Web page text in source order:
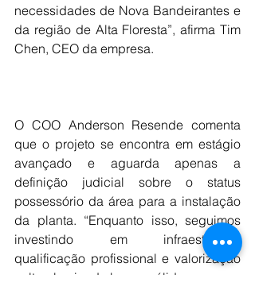
necessidades de Nova Bandeirantes e
da região de Alta Floresta”, afirma Tim
Chen, CEO da empresa.
O COO Anderson Resende comenta
que o projeto se encontra em estágio
avançado e aguarda apenas a
definição judicial sobre o status
possessório da área para a instalação
da planta. “Enquanto isso, seguimos
investindo em infraestrutura,
qualificação profissional e valorização
cultural, criando bases sólidas para um